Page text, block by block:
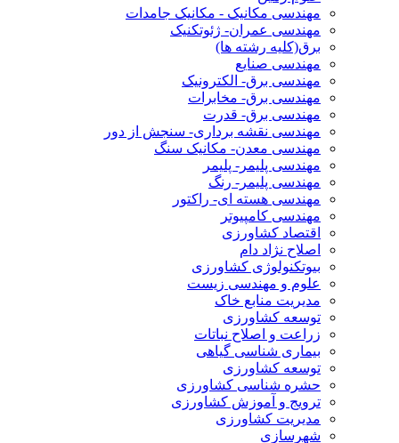
مهندسی مکانیک - مکانیک جامدات
مهندسی عمران- ژئوتکنیک
برق(کلیه رشته ها)
مهندسی صنایع
مهندسی برق- الکترونیک
مهندسی برق- مخابرات
مهندسی برق- قدرت
مهندسی نقشه برداری- سنجش از دور
مهندسی معدن- مکانیک سنگ
مهندسی پلیمر- پلیمر
مهندسی پلیمر- رنگ
مهندسی هسته ای- راکتور
مهندسی کامپیوتر
اقتصاد کشاورزی
اصلاح نژاد دام
بیوتکنولوژی کشاورزی
علوم و مهندسی زیست
مدیریت منابع خاک
توسعه کشاورزی
زراعت و اصلاح نباتات
بیماری شناسی گیاهی
توسعه کشاورزی
حشره شناسی کشاورزی
ترویج و آموزش کشاورزی
مدیریت کشاورزی
شهرسازی